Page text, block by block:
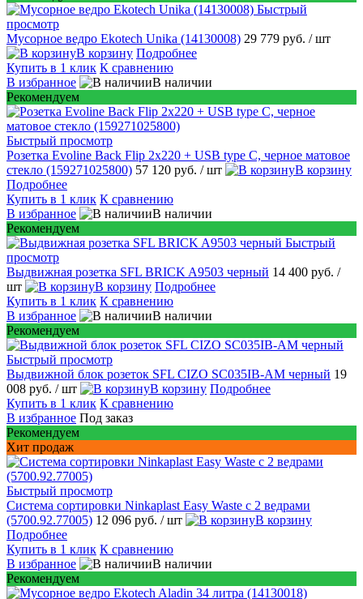
Быстрый
просмотр
Мусорное ведро Ekotech Unika (14130008) 29 779 руб. / шт
В корзину Подробнее
Купить в 1 клик К сравнению
В избранное
В наличии
Рекомендуем
Быстрый просмотр
Розетка Evoline Back Flip 2х220 + USB type C, черное матовое
стекло (159271025800) 57 120 руб. / шт
В корзину
Подробнее
Купить в 1 клик К сравнению
В избранное
В наличии
Рекомендуем
Быстрый
просмотр
Выдвижная розетка SFL BRICK A9503 черный 14 400 руб. /
шт
В корзину Подробнее
Купить в 1 клик К сравнению
В избранное
В наличии
Рекомендуем
Быстрый просмотр
Выдвижной блок розеток SFL CIZO SC035IB-AM черный 19
008 руб. / шт В корзину Подробнее
Купить в 1 клик К сравнению
В избранное Под заказ
Рекомендуем
Хит продаж
Быстрый просмотр
Система сортировки Ninkaplast Easy Waste с 2 ведрами
(5700.92.77005) 12 096 руб. / шт
В корзину
Подробнее
Купить в 1 клик К сравнению
В избранное
В наличии
Рекомендуем